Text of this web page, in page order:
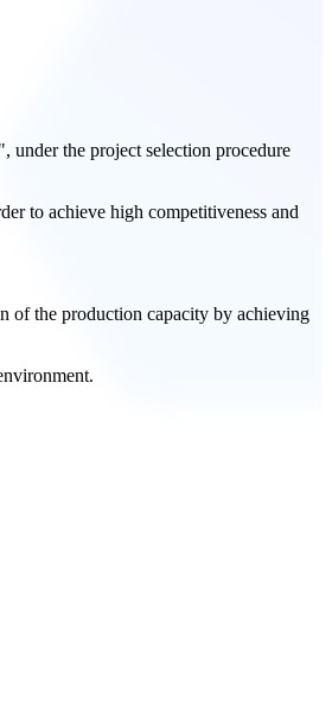
the project selection procedure
to achieve high competitiveness and
of the production capacity by achieving